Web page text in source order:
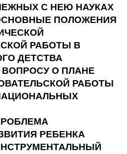
С НЕЮ НАУКАХ
ОСНОВНЫЕ ПОЛОЖЕНИЯ
РАБОТЫ В
ДЕТСТВА
ВОПРОСУ О ПЛАНЕ
РАБОТЫ
РЕБЕНКА